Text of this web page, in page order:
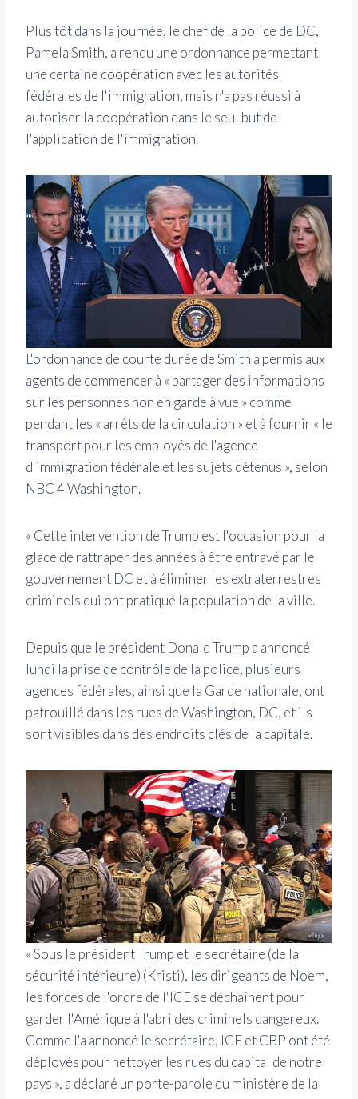
Plus tôt dans la journée, le chef de la police de DC,
Pamela Smith, a rendu une ordonnance permettant
une certaine coopération avec les autorités
fédérales de l'immigration, mais n'a pas réussi à
autoriser la coopération dans le seul but de
l'application de l'immigration.
L'ordonnance de courte durée de Smith a permis aux
agents de commencer à « partager des informations
sur les personnes non en garde à vue » comme
pendant les « arrêts de la circulation » et à fournir « le
transport pour les employés de l'agence
d'immigration fédérale et les sujets détenus », selon
NBC 4 Washington.
« Cette intervention de Trump est l'occasion pour la
glace de rattraper des années à être entravé par le
gouvernement DC et à éliminer les extraterrestres
criminels qui ont pratiqué la population de la ville.
Depuis que le président Donald Trump a annoncé
lundi la prise de contrôle de la police, plusieurs
agences fédérales, ainsi que la Garde nationale, ont
patrouillé dans les rues de Washington, DC, et ils
sont visibles dans des endroits clés de la capitale.
« Sous le président Trump et le secrétaire (de la
sécurité intérieure) (Kristi), les dirigeants de Noem,
les forces de l'ordre de l'ICE se déchaînent pour
garder l'Amérique à l'abri des criminels dangereux.
Comme l'a annoncé le secrétaire, ICE et CBP ont été
déployés pour nettoyer les rues du capital de notre
pays », a déclaré un porte-parole du ministère de la